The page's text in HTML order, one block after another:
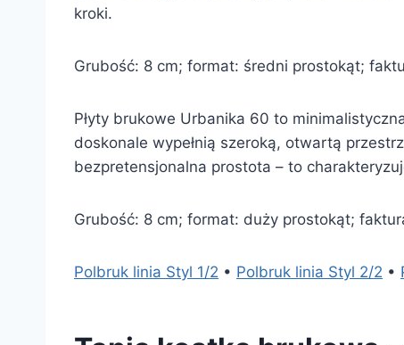
kroki.
Grubość: 8 cm; format: średni prostokąt;
Płyty brukowe Urbanika 60 to
doskonale wypełnią szeroką, otwartą
bezpretensjonalna prostota – to
Grubość: 8 cm; format: duży prostokąt;
Polbruk linia Styl 1/2 • Polbruk linia Styl 2/2 •